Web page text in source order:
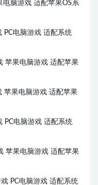
脑游戏 适配苹果OS系
PC电脑游戏 适配系统
苹果电脑游戏 适配苹果
苹果电脑游戏 适配苹果
PC电脑游戏 适配系统
苹果电脑游戏 适配苹果
PC电脑游戏 适配系统